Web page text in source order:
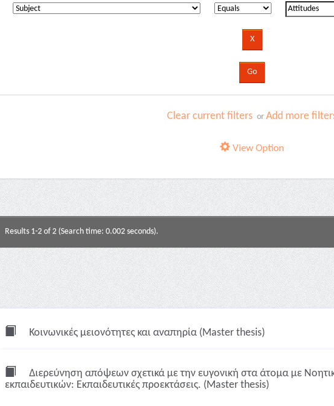
Clear current filters orAdd more
View Option
Results 1-2 of 2 (Search time: 0.002 seconds).
Κοινωνικές μειονότητες και αναπηρία (Master thesis)
Διερεύνηση απόψεων σχετικά με την ευγονική στα άτομα με
εκπαιδευτικών: Εκπαιδευτικές προεκτάσεις. (Master thesis)